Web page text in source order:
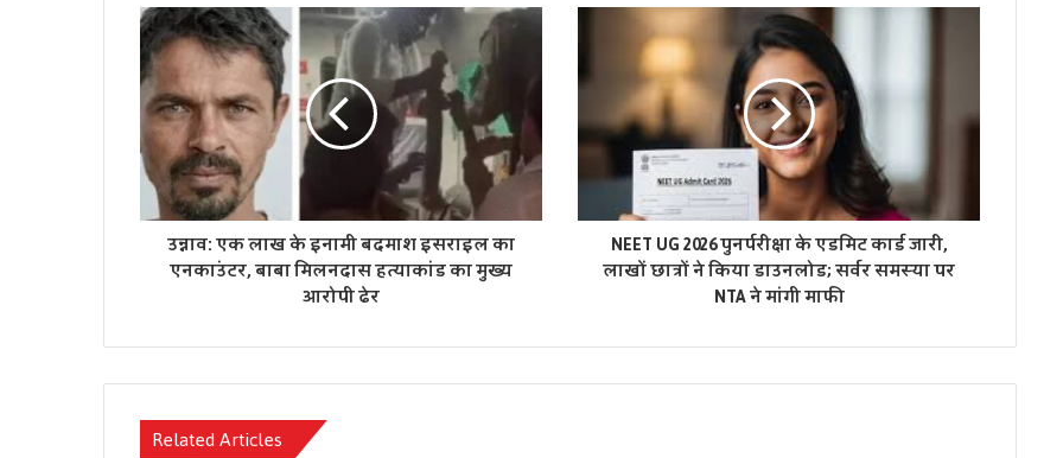
उन्नाव: एक लाख के इनामी बदमाश इसराइल का
एनकाउंटर, बाबा मिलनदास हत्याकांड का मुख्य
आरोपी ढेर
NEET UG 2026 पुनर्परीक्षा के एडमिट कार्ड जारी,
लाखों छात्रों ने किया डाउनलोड; सर्वर समस्या पर
NTA ने मांगी माफी
Related Articles